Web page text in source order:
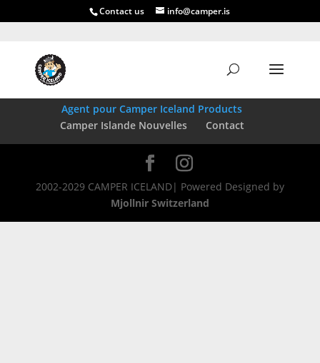
Contact us info@camper.is
Reserve maintenant
Guide avant de réserver
Agent pour Camper Iceland Products
Camper Islande Nouvelles
Contact
2002-2029 CAMPER ICELAND| Powered Designed by
Mjollnir Switzerland